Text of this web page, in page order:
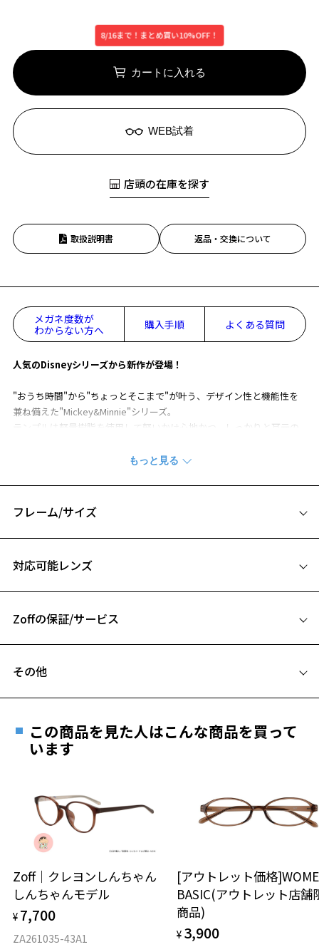
お気に入り
8/16まで！まとめ買い10%OFF！
カートに入れる
WEB試着
店頭の在庫を探す
取扱説明書 返品・交換について
メガネ度数が
わからない方へ
購入手順 よくある質問
人気のDisneyシリーズから新作が登場！
"おうち時間"から"ちょっとそこまで"が叶う、デザイン性と機能性を
兼ね備えた"Mickey&Minnie"シリーズ。
テンプルは軽量樹脂を使用して軽いかけ心地かつ、しっかりと耳元の
テンプルサイドにはミニーのリボンをあしらったデザインがワンポイ
立体的なメタルパーツがさりげない高級感のある印象に。
内側には眠るミニーがラインアートであしらわれています。
ワンマイルで使用できる、コンタクトユーザーにもオススメのコレク
ションです。
Disney Collection Mickey & Friends ページをみる
フレーム/サイズ
B ブリッジ(鼻部分)の横幅：19mm
仕上がり寸法
D 仕上がりの横幅：約136mm
対応可能レンズ
フレームとレンズの合計料金を知りたい方へ
Zoffの保証/サービス
安心1 フレーム１年間品質保証
きます。
※保証期間内に交換が行われた場合、保証期間は初期の期間から
延長されません。
安心2 視力測定無料
視力の変化を早めに発見するために、定期的な視
力測定をおすすめいたします。
その他
ご希望のお客さまは、「レンズ交換券」をお選びのうえ、
最寄りのZoff実店舗にてレンズをお買い求めください。
※サングラスやパッケージ品では「レンズ交換券」はお選び
談ください。
＜メガネの度数情報がわからない方へ＞
オンラインストアでフレームのみ購入して、
実店舗で度付きにできます
ご購入時に「レンズ交換券」をお選びいただくと、実店舗で
度数を測定のうえ、度付きレンズ（標準セットレンズ）へ無
この商品を見た人はこんな商品を買って
います
Zoff｜クレヨンしんちゃん
しんちゃんモデル
¥ 7,700
ZA261035-43A1
[アウトレット価格
BASIC(アウトレット店舗
商品)
¥ 3,900